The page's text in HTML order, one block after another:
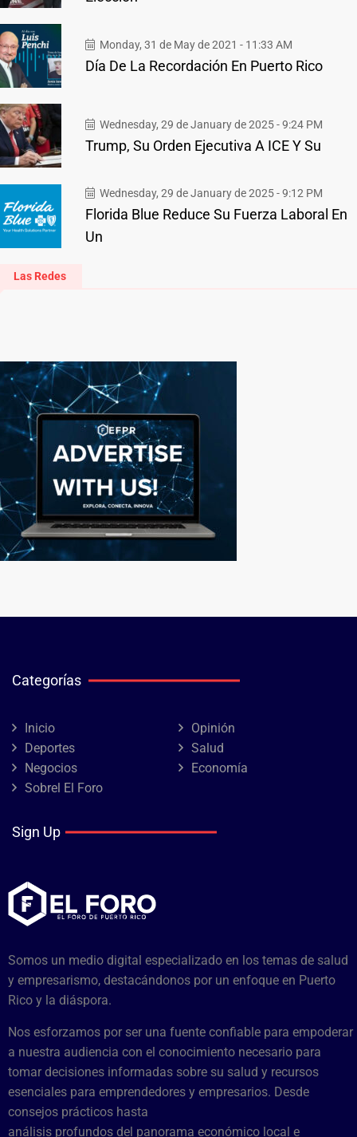
Monday, 31 de May de 2021 - 11:33 AM
Día De La Recordación En Puerto Rico
Wednesday, 29 de January de 2025 - 9:24 PM
Trump, Su Orden Ejecutiva A ICE Y Su
Wednesday, 29 de January de 2025 - 9:12 PM
Florida Blue Reduce Su Fuerza Laboral En
Un
Las Redes
Categorías
Inicio
Opinión
Deportes
Salud
Negocios
Economía
Sobrel El Foro
Sign Up
Somos un medio digital especializado en los temas de salud
y empresarismo, destacándonos por un enfoque en Puerto
Rico y la diáspora.
Nos esforzamos por ser una fuente confiable para empoderar
a nuestra audiencia con el conocimiento necesario para
tomar decisiones informadas sobre su salud y recursos
esenciales para emprendedores y empresarios. Desde
consejos prácticos hasta
análisis profundos del panorama económico local e